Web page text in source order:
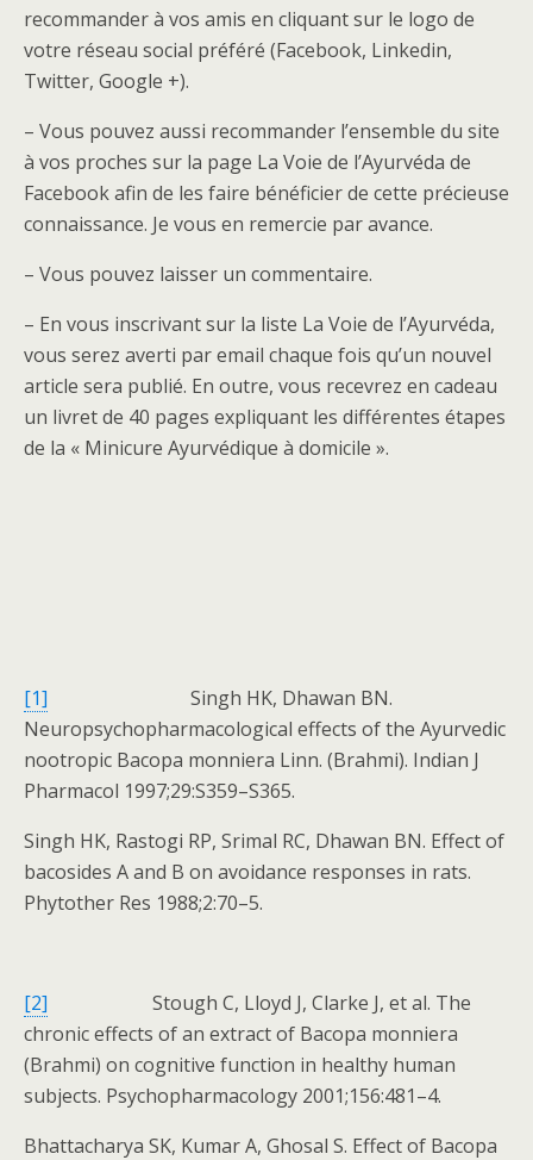
recommander à vos amis en cliquant sur le logo de
votre réseau social préféré (Facebook, Linkedin,
Twitter, Google +).
– Vous pouvez aussi recommander l’ensemble du site
à vos proches sur la page La Voie de l’Ayurvéda de
Facebook afin de les faire bénéficier de cette précieuse
connaissance. Je vous en remercie par avance.
– Vous pouvez laisser un commentaire.
– En vous inscrivant sur la liste La Voie de l’Ayurvéda,
vous serez averti par email chaque fois qu’un nouvel
article sera publié. En outre, vous recevrez en cadeau
un livret de 40 pages expliquant les différentes étapes
de la « Minicure Ayurvédique à domicile ».
[1] Singh HK, Dhawan BN.
Neuropsychopharmacological effects of the Ayurvedic
nootropic Bacopa monniera Linn. (Brahmi). Indian J
Pharmacol 1997;29:S359–S365.
Singh HK, Rastogi RP, Srimal RC, Dhawan BN. Effect of
bacosides A and B on avoidance responses in rats.
Phytother Res 1988;2:70–5.
[2] Stough C, Lloyd J, Clarke J, et al. The
chronic effects of an extract of Bacopa monniera
(Brahmi) on cognitive function in healthy human
subjects. Psychopharmacology 2001;156:481–4.
Bhattacharya SK, Kumar A, Ghosal S. Effect of Bacopa